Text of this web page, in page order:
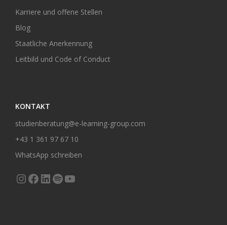
Karriere und offene Stellen
Blog
Staatliche Anerkennung
Leitbild und Code of Conduct
KONTAKT
studienberatung@e-learning-group.com
+43 1 361 97 67 10
WhatsApp schreiben
Instagram
Facebook
LinkedIn
Spotify
YouTube